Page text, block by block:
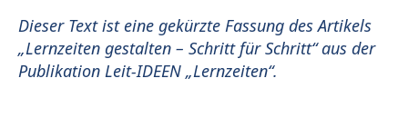
Dieser Text ist eine gekürzte Fassung des Artikels
„Lernzeiten gestalten – Schritt für Schritt“ aus der
Publikation Leit-IDEEN „Lernzeiten“.